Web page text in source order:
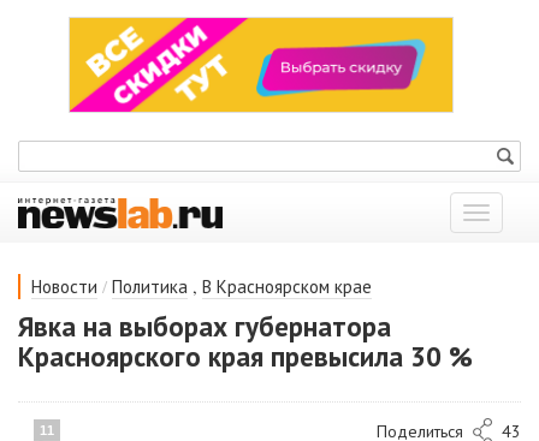
Показать
меню
Новости / Политика , В Красноярском крае
Явка на выборах губернатора
Красноярского края превысила 30 %
11 Поделиться 43